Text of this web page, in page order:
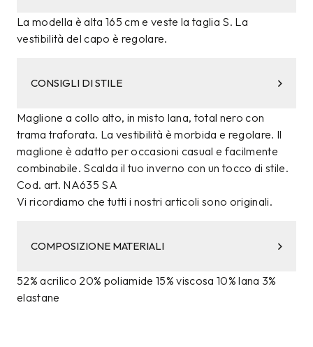
La modella è alta 165 cm e veste la taglia S. La
vestibilità del capo è regolare.
CONSIGLI DI STILE
Maglione a collo alto, in misto lana, total nero con
trama traforata. La vestibilità è morbida e regolare. Il
maglione è adatto per occasioni casual e facilmente
combinabile. Scalda il tuo inverno con un tocco di stile.
Cod. art. NA635 SA
Vi ricordiamo che tutti i nostri articoli sono originali.
COMPOSIZIONE MATERIALI
52% acrilico 20% poliamide 15% viscosa 10% lana 3%
elastane